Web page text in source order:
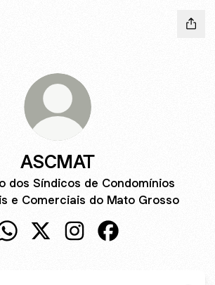
ASCMAT
dos Síndicos de Condomínios
e Comerciais do Mato Grosso